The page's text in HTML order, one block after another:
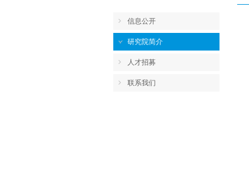
信息公开
研究院简介
人才招募
联系我们